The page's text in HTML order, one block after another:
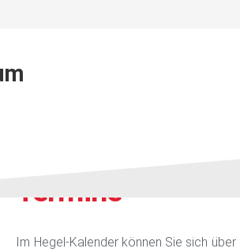
Termine
Im Hegel-Kalender können Sie sich